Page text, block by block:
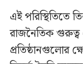
এই পরিস্থিতিতে
রাজনৈতিক গুরুত্ব
প্রতিষ্ঠানগুলোর